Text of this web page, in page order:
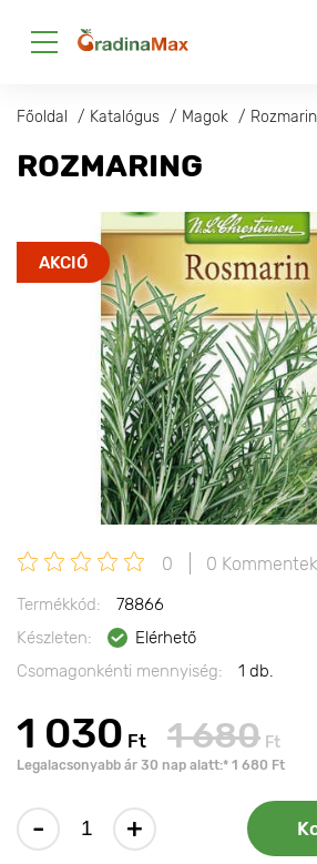
Főoldal Katalógus Magok
ROZMARING
AKCIÓ
0 0 Kommentek
Termékkód:
78866
Készleten:
Elérhető
Csomagonkénti mennyiség:
1 db.
1 030 Ft 1 680 Ft
Legalacsonyabb ár 30 nap alatt:* 1 680 Ft
- +